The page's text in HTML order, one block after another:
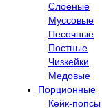
Слоеные
Муссовые
Песочные
Постные
Чизкейки
Медовые
Порционные
Кейк-попсы